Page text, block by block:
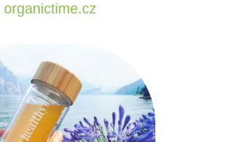
organictime.cz